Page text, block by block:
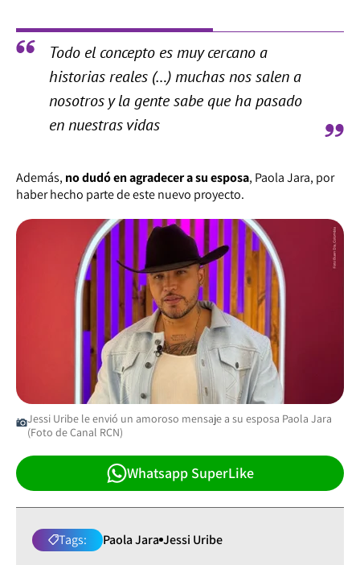
Todo el concepto es muy cercano a
historias reales (…) muchas nos salen a
nosotros y la gente sabe que ha pasado
en nuestras vidas
Además, no dudó en agradecer a su esposa, Paola Jara, por
haber hecho parte de este nuevo proyecto.
Jessi Uribe le envió un amoroso mensaje a su esposa Paola Jara
(Foto de Canal RCN)
Whatsapp SuperLike
Tags: Paola Jara Jessi Uribe